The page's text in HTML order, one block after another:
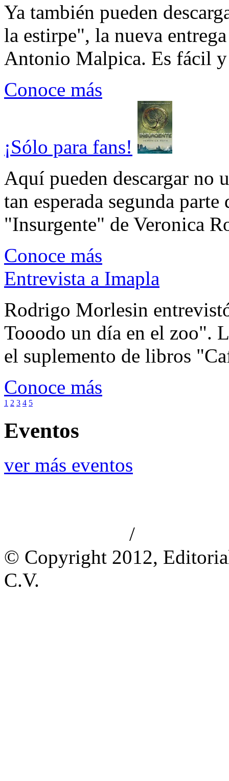
Ya también pueden
la estirpe", la nueva
Antonio Malpica. Es fácil
Conoce más
¡Sólo para fans!
Aquí pueden descargar no
tan esperada segunda
"Insurgente" de Veronica
Conoce más
Entrevista a Imapla
Rodrigo Morlesin
Tooodo un día en el zoo".
el suplemento de libros
Conoce más
1 2 3 4 5
Eventos
ver más eventos
/
© Copyright 2012,
C.V.